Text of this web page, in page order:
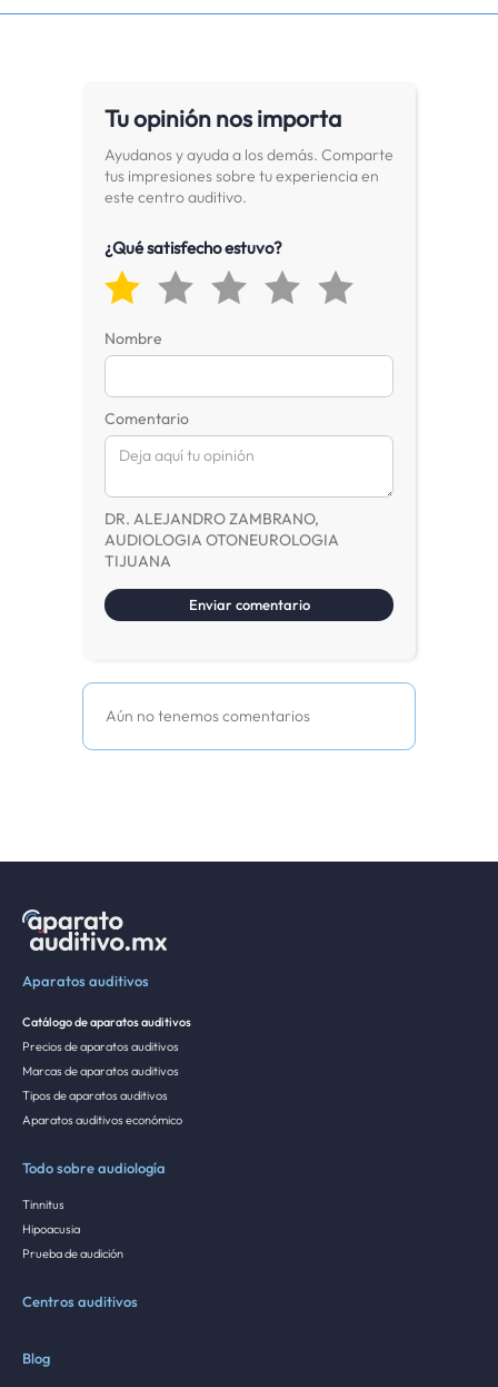
Tu opinión nos importa
Ayudanos y ayuda a los demás. Comparte
tus impresiones sobre tu experiencia en
este centro auditivo.
¿Qué satisfecho estuvo?
Nombre
Comentario
DR. ALEJANDRO ZAMBRANO,
AUDIOLOGIA OTONEUROLOGIA
TIJUANA
Aún no tenemos comentarios
Aparatos auditivos
Catálogo de aparatos auditivos
Precios de aparatos auditivos
Marcas de aparatos auditivos
Tipos de aparatos auditivos
Aparatos auditivos económico
Todo sobre audiología
Tinnitus
Hipoacusia
Prueba de audición
Centros auditivos
Blog